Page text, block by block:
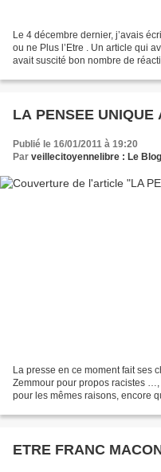
Le 4 décembre dernier, j’avais
ou ne Plus l’Etre . Un article qui
avait suscité bon nombre de
LA PENSEE UNIQUE
Publié le 16/01/2011 à 19:20
Par veillecitoyennelibre : Le
La presse en ce moment fait ses
Zemmour pour propos racistes
pour les mêmes raisons, encore
ETRE FRANC